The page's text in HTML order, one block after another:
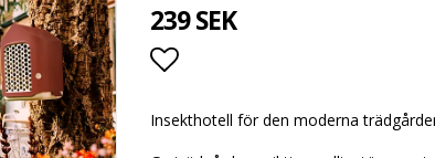
239 SEK
Lägg till i favoritlistan
Insekthotell för den moderna